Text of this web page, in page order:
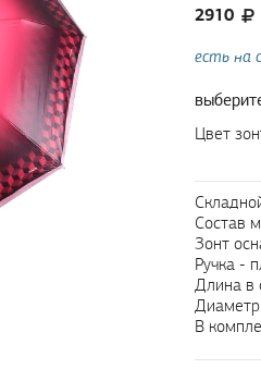
2910
есть на
Цвет
Состав
Зонт
Ручка -
Длина в
В